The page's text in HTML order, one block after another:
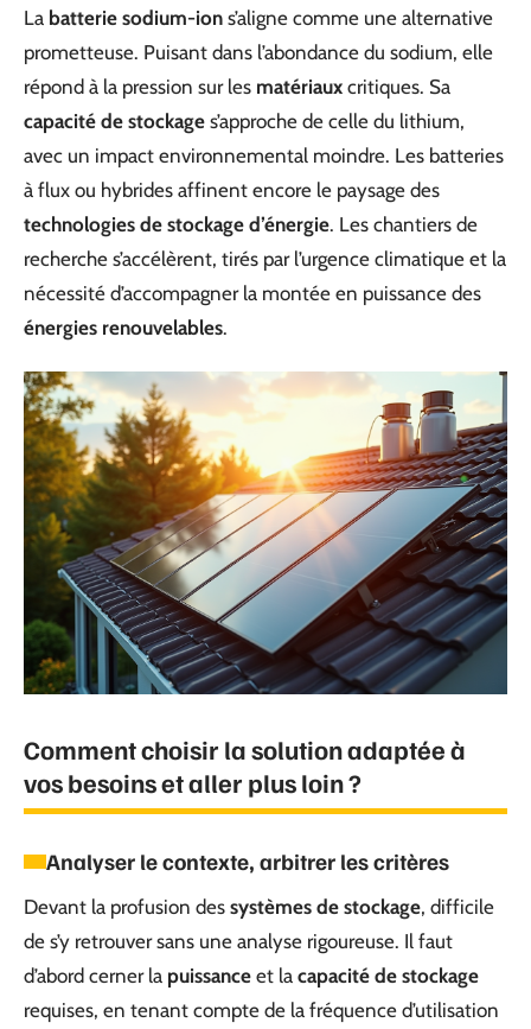
La batterie sodium-ion s’aligne comme une alternative
prometteuse. Puisant dans l’abondance du sodium, elle
répond à la pression sur les matériaux critiques. Sa
capacité de stockage s’approche de celle du lithium,
avec un impact environnemental moindre. Les batteries
à flux ou hybrides affinent encore le paysage des
technologies de stockage d’énergie. Les chantiers de
recherche s’accélèrent, tirés par l’urgence climatique et la
nécessité d’accompagner la montée en puissance des
énergies renouvelables.
Comment choisir la solution adaptée à
vos besoins et aller plus loin ?
Analyser le contexte, arbitrer les critères
Devant la profusion des systèmes de stockage, difficile
de s’y retrouver sans une analyse rigoureuse. Il faut
d’abord cerner la puissance et la capacité de stockage
requises, en tenant compte de la fréquence d’utilisation